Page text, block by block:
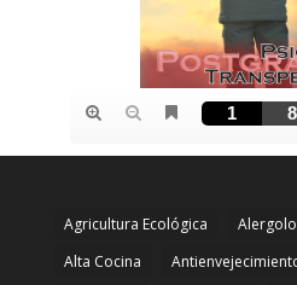
Agricultura Ecológica
Alta Cocina